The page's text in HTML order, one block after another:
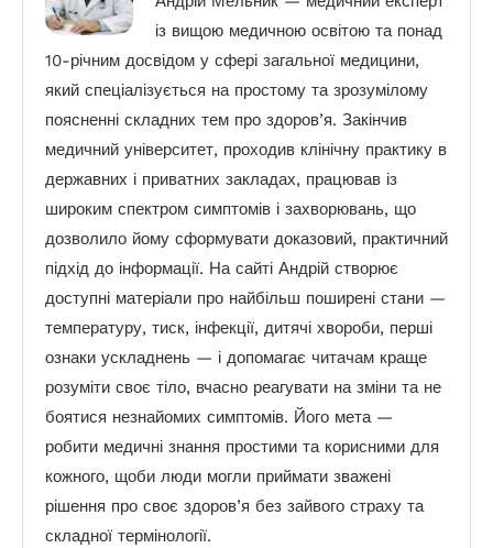
із вищою медичною освітою та понад
10-річним досвідом у сфері загальної медицини,
який спеціалізується на простому та зрозумілому
поясненні складних тем про здоров’я. Закінчив
медичний університет, проходив клінічну практику в
державних і приватних закладах, працював із
широким спектром симптомів і захворювань, що
дозволило йому сформувати доказовий, практичний
підхід до інформації. На сайті Андрій створює
доступні матеріали про найбільш поширені стани —
температуру, тиск, інфекції, дитячі хвороби, перші
ознаки ускладнень — і допомагає читачам краще
розуміти своє тіло, вчасно реагувати на зміни та не
боятися незнайомих симптомів. Його мета —
робити медичні знання простими та корисними для
кожного, щоби люди могли приймати зважені
рішення про своє здоров’я без зайвого страху та
складної термінології.